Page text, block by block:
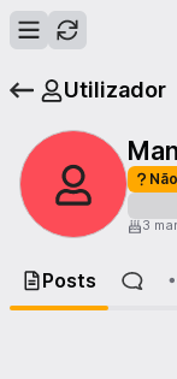
Utilizador
3
Posts